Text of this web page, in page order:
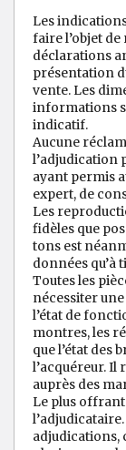
Les
faire l’objet
déclarations
présentation
vente. Les
informations
indicatif.
Aucune
l’adjudication
ayant permis
expert, de
Les
fidèles que
tons est
données qu’à
Toutes les
nécessiter
l’état de
montres, les
que l’état des
l’acquéreur. Il
auprès des
Le plus
adjudications,